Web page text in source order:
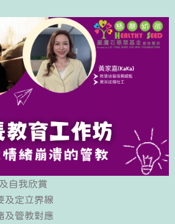
自我欣賞
及定立界線
及管教對應